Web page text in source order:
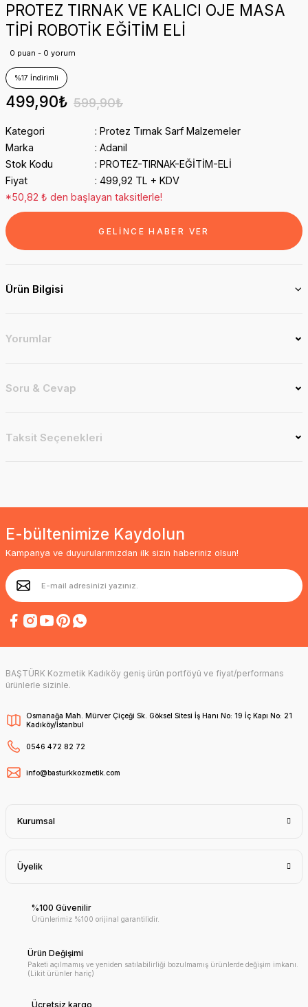
PROTEZ TIRNAK VE KALICI OJE MASA
TİPİ ROBOTİK EĞİTİM ELİ
0 puan - 0 yorum
%17 İndirimli
499,90₺ 599,90₺
Kategori
Protez Tırnak Sarf Malzemeler
Marka
Adanil
Stok Kodu
PROTEZ-TIRNAK-EĞİTİM-ELİ
Fiyat
499,92 TL + KDV
*50,82 ₺ den başlayan taksitlerle!
GELİNCE HABER VER
Ürün Bilgisi
Yorumlar
Soru & Cevap
Taksit Seçenekleri
E-bültenimize Kaydolun
Kampanya ve duyurularımızdan ilk sizin haberiniz olsun!
BAŞTÜRK Kozmetik Kadıköy geniş ürün portföyü ve fiyat/performans
ürünlerle sizinle.
Osmanağa Mah. Mürver Çiçeği Sk. Göksel Sitesi İş Hanı No: 19 İç Kapı No: 21
Kadıköy/İstanbul
0546 472 82 72
info@basturkkozmetik.com
Kurumsal
Üyelik
%100 Güvenilir
Ürünlerimiz %100 orijinal garantilidir.
Ürün Değişimi
Paketi açılmamış ve yeniden satılabilirliği bozulmamış ürünlerde değişim imkanı.
(Likit ürünler hariç)
Ücretsiz kargo